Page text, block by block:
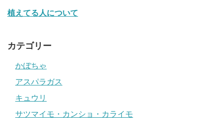
植えてる人について
カテゴリー
かぼちゃ
アスパラガス
キュウリ
サツマイモ・カンショ・カライモ